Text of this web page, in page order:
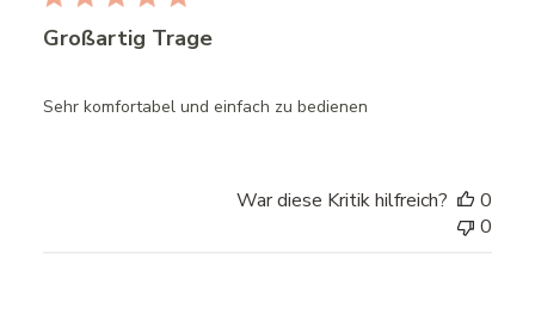
Großartig Trage
Sehr komfortabel und einfach zu bedienen
War diese Kritik hilfreich?
0
0